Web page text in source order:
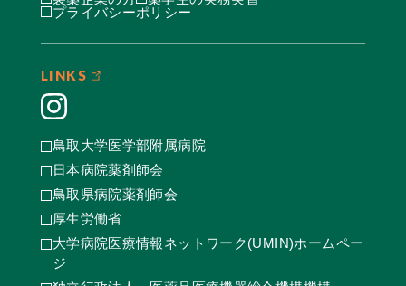
プライバシーポリシー
LINKS
鳥取大学医学部附属病院
日本病院薬剤師会
鳥取県病院薬剤師会
厚生労働省
大学病院医療情報ネットワーク(UMIN)ホームペー
ジ